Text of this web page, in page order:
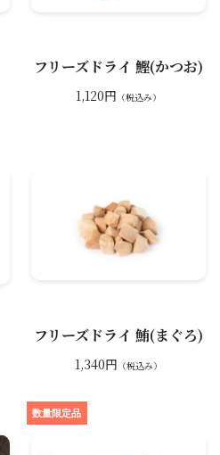
フリーズドライ 鰹(かつお)
1,120円 （税込み）
フリーズドライ 鮪(まぐろ)
1,340円 （税込み）